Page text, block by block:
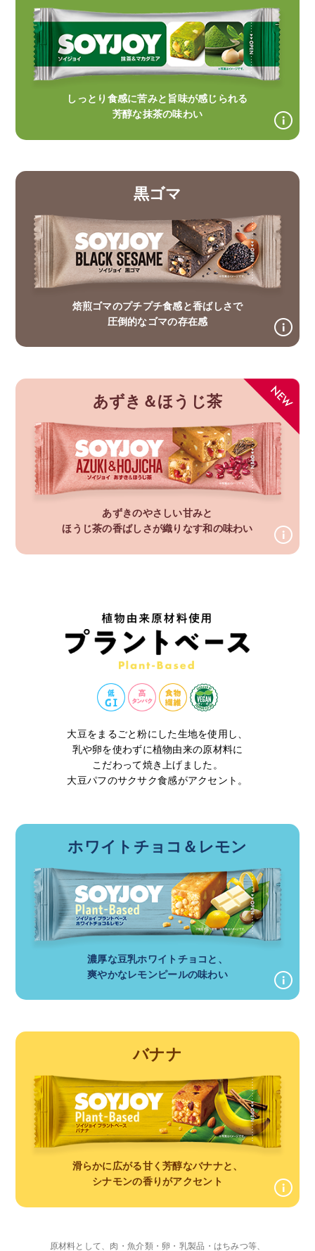
しっとり食感に苦みと旨味が感じられる
芳醇な抹茶の味わい
黒ゴマ
焙煎ゴマのプチプチ食感と香ばしさで
圧倒的なゴマの存在感
あずき＆ほうじ茶
あずきのやさしい甘みと
ほうじ茶の香ばしさが織りなす和の味わい
大豆をまるごと粉にした生地を使用し、
乳や卵を使わずに植物由来の原材料に
こだわって焼き上げました。
大豆パフのサクサク食感がアクセント。
ホワイトチョコ＆レモン
濃厚な豆乳ホワイトチョコと、
爽やかなレモンピールの味わい
バナナ
滑らかに広がる甘く芳醇なバナナと、
シナモンの香りがアクセント
原材料として、肉・魚介類・卵・乳製品・はちみつ等、